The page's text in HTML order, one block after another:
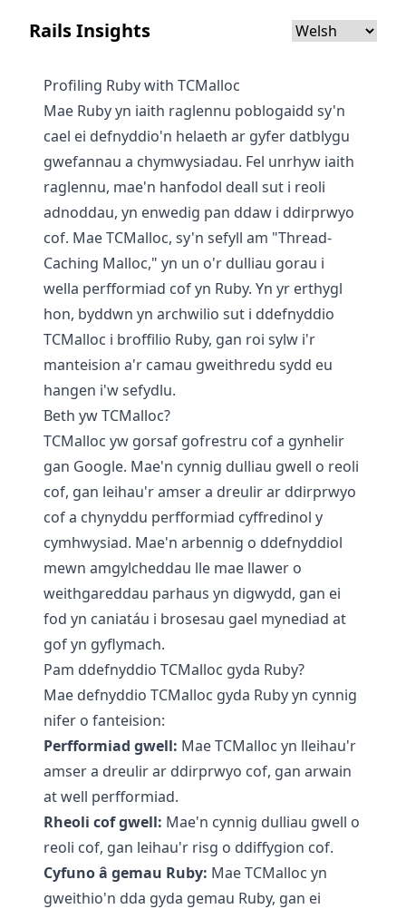
Rails Insights
Profiling Ruby with TCMalloc
Mae Ruby yn iaith raglennu poblogaidd sy'n
cael ei defnyddio'n helaeth ar gyfer datblygu
gwefannau a chymwysiadau. Fel unrhyw iaith
raglennu, mae'n hanfodol deall sut i reoli
adnoddau, yn enwedig pan ddaw i ddirprwyo
cof. Mae TCMalloc, sy'n sefyll am "Thread-
Caching Malloc," yn un o'r dulliau gorau i
wella perfformiad cof yn Ruby. Yn yr erthygl
hon, byddwn yn archwilio sut i ddefnyddio
TCMalloc i broffilio Ruby, gan roi sylw i'r
manteision a'r camau gweithredu sydd eu
hangen i'w sefydlu.
Beth yw TCMalloc?
TCMalloc yw gorsaf gofrestru cof a gynhelir
gan Google. Mae'n cynnig dulliau gwell o reoli
cof, gan leihau'r amser a dreulir ar ddirprwyo
cof a chynyddu perfformiad cyffredinol y
cymhwysiad. Mae'n arbennig o ddefnyddiol
mewn amgylcheddau lle mae llawer o
weithgareddau parhaus yn digwydd, gan ei
fod yn caniatáu i brosesau gael mynediad at
gof yn gyflymach.
Pam ddefnyddio TCMalloc gyda Ruby?
Mae defnyddio TCMalloc gyda Ruby yn cynnig
nifer o fanteision:
Perfformiad gwell: Mae TCMalloc yn lleihau'r
amser a dreulir ar ddirprwyo cof, gan arwain
at well perfformiad.
Rheoli cof gwell: Mae'n cynnig dulliau gwell o
reoli cof, gan leihau'r risg o ddiffygion cof.
Cyfuno â gemau Ruby: Mae TCMalloc yn
gweithio'n dda gyda gemau Ruby, gan ei